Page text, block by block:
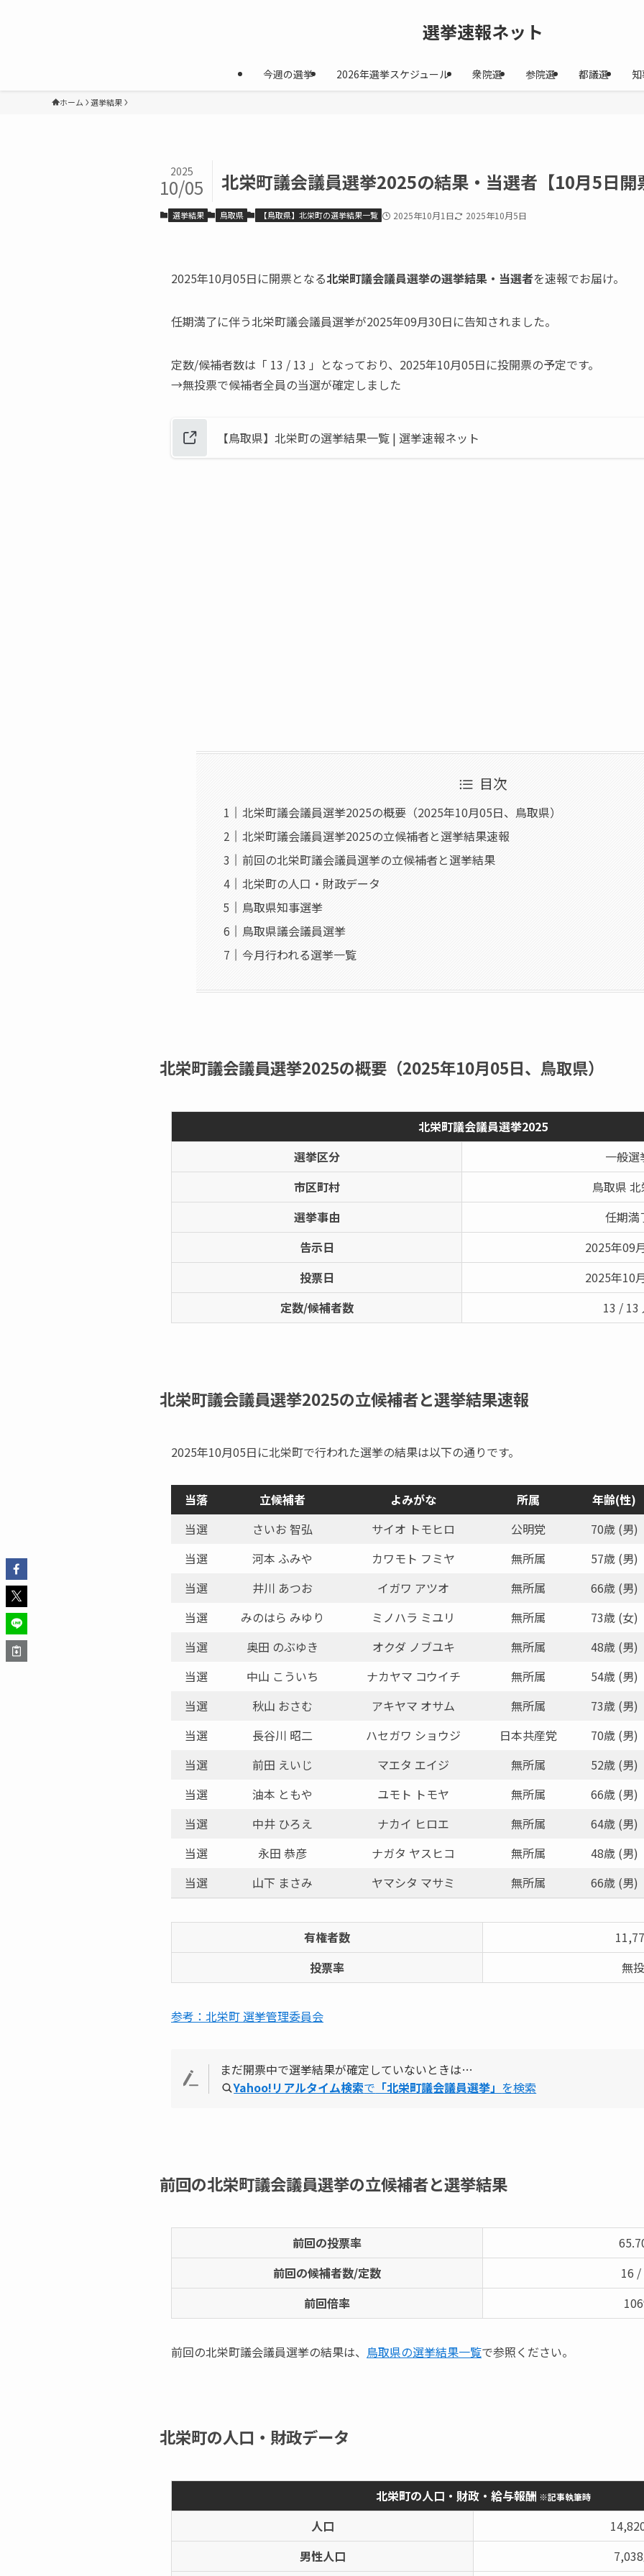
選挙速報ネット
今週の選挙 2026年選挙スケジュール 衆院選 参院選 都議選
ホーム 選挙結果
北栄町議会議員選挙2025の結果・当選者【10月5日開
2025
10/05
選挙結果 鳥取県 【鳥取県】北栄町の選挙結果一覧 2025年10月1日 2025年10月5日
2025年10月05日に開票となる北栄町議会議員選挙の選挙結果・当選者を速報でお届け。
任期満了に伴う北栄町議会議員選挙が2025年09月30日に告知されました。
定数/候補者数は「 13 / 13 」となっており、2025年10月05日に投開票の予定です。
→無投票で候補者全員の当選が確定しました
【鳥取県】北栄町の選挙結果一覧 | 選挙速報ネット
目次
北栄町議会議員選挙2025の概要（2025年10月05日、鳥取県）
北栄町議会議員選挙2025の立候補者と選挙結果速報
前回の北栄町議会議員選挙の立候補者と選挙結果
北栄町の人口・財政データ
鳥取県知事選挙
鳥取県議会議員選挙
今月行われる選挙一覧
北栄町議会議員選挙2025の概要（2025年10月05日、鳥取県）
北栄町議会議員選挙2025
選挙区分
一般選
市区町村
鳥取県
選挙事由
任期満
告示日
2025年09
投票日
2025年10
定数/候補者数
13 / 13
北栄町議会議員選挙2025の立候補者と選挙結果速報
2025年10月05日に北栄町で行われた選挙の結果は以下の通りです。
当落 立候補者 よみがな 所属 年齢(性)
当選
さいお 智弘 サイオ トモヒロ 公明党 70歳 (男)
当選
河本 ふみや カワモト フミヤ 無所属 57歳 (男)
当選
井川 あつお イガワ アツオ 無所属 66歳 (男)
当選
みのはら みゆり ミノハラ ミユリ 無所属 73歳 (女)
当選
奥田 のぶゆき オクダ ノブユキ 無所属 48歳 (男)
当選
中山 こういち ナカヤマ コウイチ 無所属 54歳 (男)
当選
秋山 おさむ アキヤマ オサム 無所属 73歳 (男)
当選
長谷川 昭二 ハセガワ ショウジ 日本共産党 70歳 (男)
当選
前田 えいじ マエタ エイジ 無所属 52歳 (男)
当選
油本 ともや ユモト トモヤ 無所属 66歳 (男)
当選
中井 ひろえ ナカイ ヒロエ 無所属 64歳 (男)
当選
永田 恭彦 ナガタ ヤスヒコ 無所属 48歳 (男)
当選
山下 まさみ ヤマシタ マサミ 無所属 66歳 (男)
有権者数
投票率
無
参考：北栄町 選挙管理委員会
まだ開票中で選挙結果が確定していないときは…
Yahoo!リアルタイム検索で 「北栄町議会議員選挙」 を検索
前回の北栄町議会議員選挙の立候補者と選挙結果
前回の投票率
前回の候補者数/定数
16 /
前回倍率
前回の北栄町議会議員選挙の結果は、 鳥取県の選挙結果一覧で参照ください。
北栄町の人口・財政データ
北栄町の人口・財政・給与報酬 ※記事執筆時
人口
男性人口